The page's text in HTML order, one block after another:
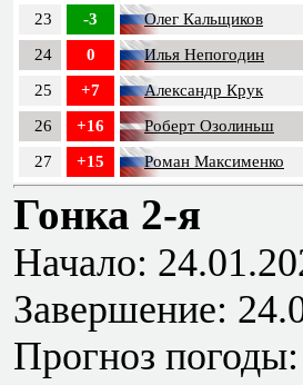
23
-3 Олег Кальщиков
24
0 Илья Непогодин
25
+7 Александр Крук
26
+16 Роберт Озолиньш
27
+15 Роман Максименко
Гонка 2-я
Начало:
Завершение:
Прогноз